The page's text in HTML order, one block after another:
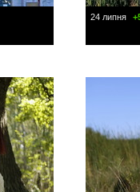
24 липня